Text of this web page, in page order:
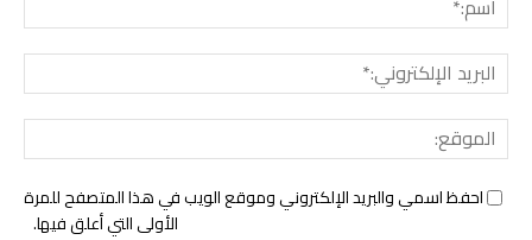
احفظ اسمي والبريد الإلكتروني وموقع الويب في هذا المتصفح للمرة
الأولى التي أعلق فيها.